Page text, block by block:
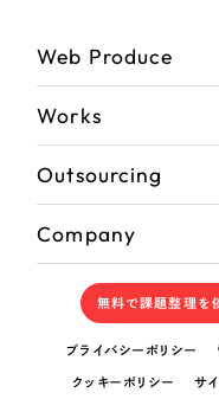
Web Produce
Works
Outsourcing
Company
無料で課題整理を
プライバシーポリシー
クッキーポリシー サ